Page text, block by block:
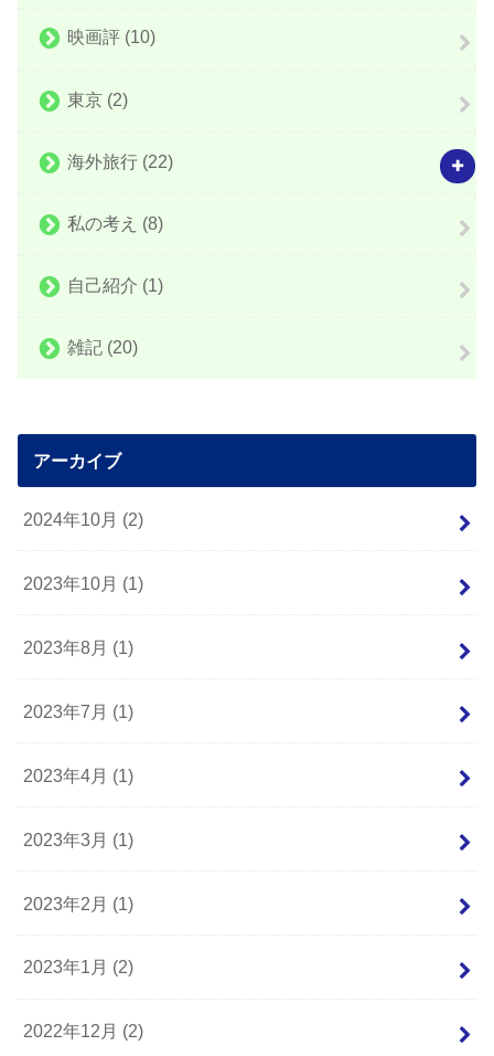
映画評 (10)
東京 (2)
海外旅行 (22)
私の考え (8)
自己紹介 (1)
雑記 (20)
アーカイブ
2024年10月 (2)
2023年10月 (1)
2023年8月 (1)
2023年7月 (1)
2023年4月 (1)
2023年3月 (1)
2023年2月 (1)
2023年1月 (2)
2022年12月 (2)